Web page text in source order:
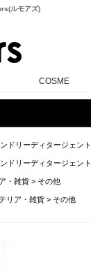
ルモアズ)
COSME
ドリーディタージェント
ドリーディタージェント
・雑貨> その他
リア・雑貨> その他